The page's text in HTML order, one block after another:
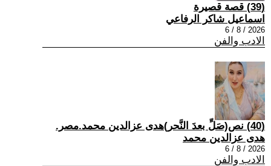
(39) قصة قصيرة
اسماعيل شاكر الرفاعي
2026 / 8 / 6
الادب والفن
(40) نص(صَلِّ بعدَ النَّحر)هدى عزالدين محمد.مصر.
هدى عزالدين محمد
2026 / 8 / 6
الادب والفن